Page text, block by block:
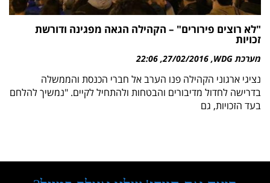
"לא רוצים פירורים" – הקהילה הגאה מפגינה ודורשת
זכויות
מערכת WDG 27/02/2016
22:06
נציגי ארגוני הקהילה פנו הערב אל חברי הכנסת והממשלה
בדרישה לחדול מדיבורים והבטחות ולהתחיל לקיים. "נמשיך להלחם
בעד הזכויות, גם